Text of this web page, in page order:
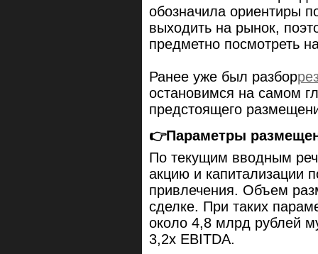
обозначила ориентиры
выходить на рынок,
предметно посмотреть
Ранее уже был разбор
остановимся на самом
предстоящего
👉Параметры
По текущим вводным
акцию и капитализации
привлечения. Объем
сделке. При таких
около 4,8 млрд рублей
3,2х EBITDA.